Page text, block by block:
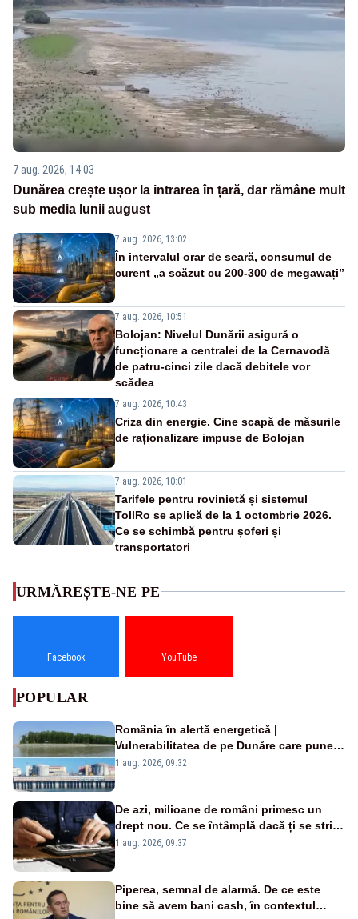
7 aug. 2026, 14:03
Dunărea crește ușor la intrarea în țară, dar rămâne mult
sub media lunii august
7 aug. 2026, 13:02
În intervalul orar de seară, consumul de
curent „a scăzut cu 200-300 de megawați”
7 aug. 2026, 10:51
Bolojan: Nivelul Dunării asigură o
funcționare a centralei de la Cernavodă
de patru-cinci zile dacă debitele vor
scădea
7 aug. 2026, 10:43
Criza din energie. Cine scapă de măsurile
de raționalizare impuse de Bolojan
7 aug. 2026, 10:01
Tarifele pentru rovinietă și sistemul
TollRo se aplică de la 1 octombrie 2026.
Ce se schimbă pentru șoferi și
transportatori
URMĂREȘTE-NE PE
Facebook YouTube
POPULAR
România în alertă energetică |
Vulnerabilitatea de pe Dunăre care pune
în pericol Centrala Cernavodă era
1 aug. 2026, 09:32
De azi, milioane de români primesc un
drept nou. Ce se întâmplă dacă ți se strică
un produs
1 aug. 2026, 09:37
Piperea, semnal de alarmă. De ce este
bine să avem bani cash, în contextul